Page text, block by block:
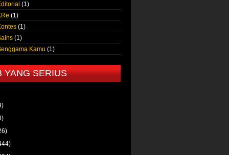
(1)
(1)
(1)
(1)
Kamu (1)
YANG SERIUS